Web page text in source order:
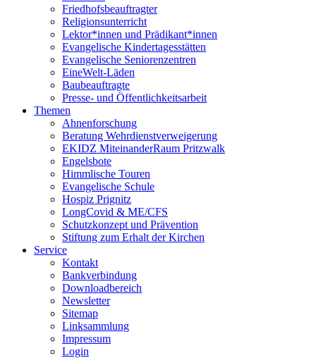
Friedhofsbeauftragter
Religionsunterricht
Lektor*innen und Prädikant*innen
Evangelische Kindertagesstätten
Evangelische Seniorenzentren
EineWelt-Läden
Baubeauftragte
Presse- und Öffentlichkeitsarbeit
Themen
Ahnenforschung
Beratung Wehrdienstverweigerung
EKIDZ MiteinanderRaum Pritzwalk
Engelsbote
Himmlische Touren
Evangelische Schule
Hospiz Prignitz
LongCovid & ME/CFS
Schutzkonzept und Prävention
Stiftung zum Erhalt der Kirchen
Service
Kontakt
Bankverbindung
Downloadbereich
Newsletter
Sitemap
Linksammlung
Impressum
Login